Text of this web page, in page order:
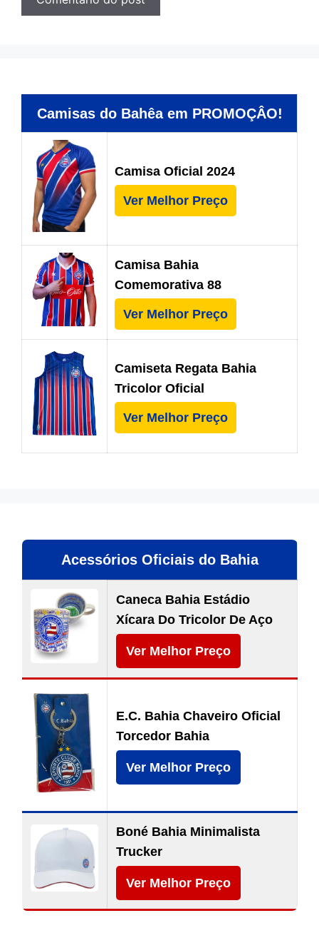
Camisas do Bahêa em PROMOÇÂO!
Camisa Oficial 2024
Ver Melhor Preço
Camisa Bahia
Comemorativa 88
Ver Melhor Preço
Camiseta Regata Bahia
Tricolor Oficial
Ver Melhor Preço
Acessórios Oficiais do Bahia
Caneca Bahia Estádio
Xícara Do Tricolor De Aço
Ver Melhor Preço
E.C. Bahia Chaveiro Oficial
Torcedor Bahia
Ver Melhor Preço
Boné Bahia Minimalista
Trucker
Ver Melhor Preço